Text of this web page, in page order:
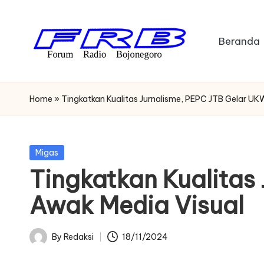
F
o
u
m
R
a
Radio
Bojonegoro
Beranda
Home » Tingkatkan Kualitas Jurnalisme, PEPC JTB Gelar
Posted
Migas
Tingkatkan Kualitas
Awak Media Visual
Posted
By Redaksi 18/11/2024